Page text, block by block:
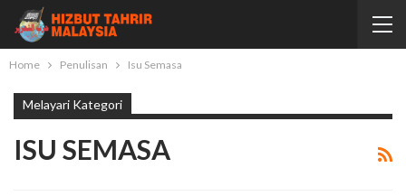
Home Penulisan Isu Semasa
Melayari Kategori
ISU SEMASA